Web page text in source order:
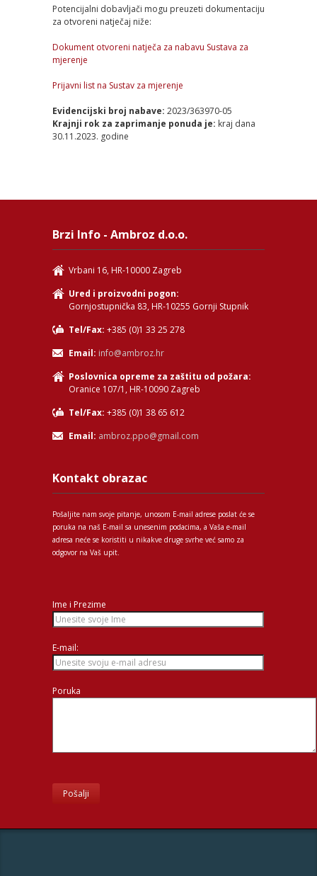
Potencijalni dobavljači mogu preuzeti dokumentaciju
za otvoreni natječaj niže:
Dokument otvoreni natječa za nabavu Sustava za
mjerenje
Prijavni list na Sustav za mjerenje
Evidencijski broj nabave: 2023/363970-05
Krajnji rok za zaprimanje ponuda je: kraj dana
30.11.2023. godine
Brzi Info - Ambroz d.o.o.
Vrbani 16, HR-10000 Zagreb
Ured i proizvodni pogon:
Gornjostupnička 83, HR-10255 Gornji Stupnik
Tel/Fax: +385 (0)1 33 25 278
Email: info@ambroz.hr
Poslovnica opreme za zaštitu od požara:
Oranice 107/1, HR-10090 Zagreb
Tel/Fax: +385 (0)1 38 65 612
Email: ambroz.ppo@gmail.com
Kontakt obrazac
Pošaljite nam svoje pitanje, unosom E-mail adrese poslat će se
poruka na naš E-mail sa unesenim podacima, a Vaša e-mail
adresa neće se koristiti u nikakve druge svrhe već samo za
odgovor na Vaš upit.
Ime i Prezime
E-mail:
Poruka